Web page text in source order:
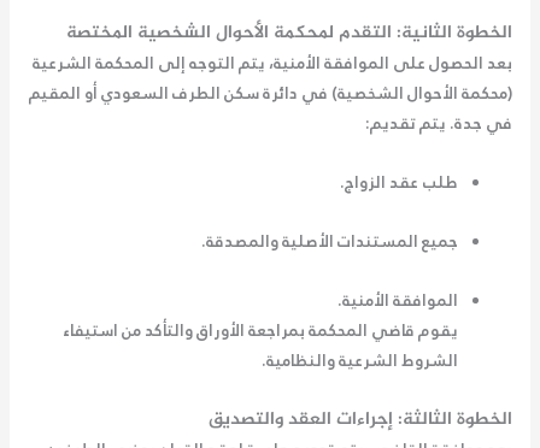
الخطوة الثانية: التقدم لمحكمة الأحوال الشخصية المختصة
بعد الحصول على الموافقة الأمنية، يتم التوجه إلى المحكمة الشرعية
(محكمة الأحوال الشخصية) في دائرة سكن الطرف السعودي أو المقيم
في جدة. يتم تقديم:
طلب عقد الزواج.
جميع المستندات الأصلية والمصدقة.
الموافقة الأمنية.
يقوم قاضي المحكمة بمراجعة الأوراق والتأكد من استيفاء
الشروط الشرعية والنظامية.
الخطوة الثالثة: إجراءات العقد والتصديق